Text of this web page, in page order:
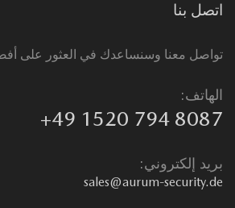
بنا
معنا وسنساعدك في العثور على أفضل
+49 1520 794
إلكتروني:
sales@aurum-